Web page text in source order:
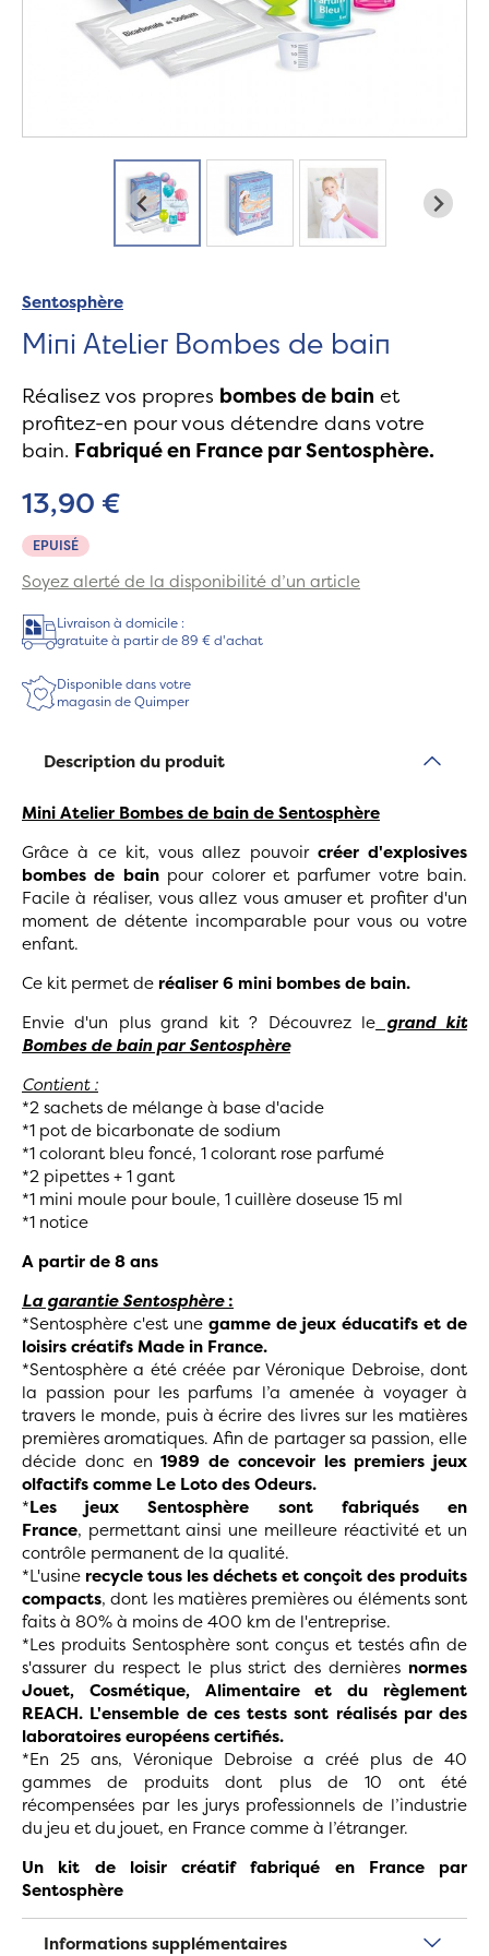
Sentosphère
Mini Atelier Bombes de bain
Réalisez vos propres bombes de bain et
profitez-en pour vous détendre dans votre
bain. Fabriqué en France par Sentosphère.
EPUISÉ
13,90 €
Soyez alerté de la disponibilité d’un article
Livraison à domicile :
gratuite à partir de 89 € d'achat
Disponible dans votre
magasin de Quimper
Description du produit
Mini Atelier Bombes de bain de Sentosphère
Grâce à ce kit, vous allez pouvoir créer d'explosives
bombes de bainpour colorer et parfumer votre bain.
Facile à réaliser, vous allez vous amuser et profiter d'un
moment de détente incomparable pour vous ou votre
enfant.
Ce kit permet de réaliser 6 mini bombes de bain.
Envie d'un plus grand kit ? Découvrez le grand kit
Bombes de bain par Sentosphère
Contient :
*2 sachets de mélange à base d'acide
*1 pot de bicarbonate de sodium
*1 colorant bleu foncé, 1 colorant rose parfumé
*2 pipettes + 1 gant
*1 mini moule pour boule, 1 cuillère doseuse 15 ml
*1 notice
A partir de 8 ans
La garantie Sentosphère:
*Sentosphère c'est une gamme de jeux éducatifs et de
loisirs créatifs Made in France.
*Sentosphère a été créée par Véronique Debroise, dont
la passion pour les parfums l’a amenée à voyager à
travers le monde, puis à écrire des livres sur les matières
premières aromatiques. Afin de partager sa passion, elle
décide donc en1989 de concevoir les premiers jeux
olfactifs comme Le Loto des Odeurs.
*Les jeux Sentosphère sont fabriqués en
France, permettant ainsi une meilleure réactivité et un
contrôle permanent de la qualité.
*L'usine recycle tous les déchets et conçoit des produits
compacts, dont les matières premières ou éléments sont
faits à 80% à moins de 400 km de l'entreprise.
*Les produits Sentosphère sont conçus et testés afin de
s'assurer du respect le plus strict des dernières normes
Jouet, Cosmétique, Alimentaire et du règlement
REACH. L'ensemble de ces tests sont réalisés par des
laboratoires européens certifiés.
*En 25 ans, Véronique Debroise a créé plus de 40
gammes de produits dont plus de 10 ont été
récompensées par les jurys professionnels de l’industrie
du jeu et du jouet, en France comme à l’étranger.
Un kit de loisir créatif fabriqué en France par
Sentosphère
Informations supplémentaires